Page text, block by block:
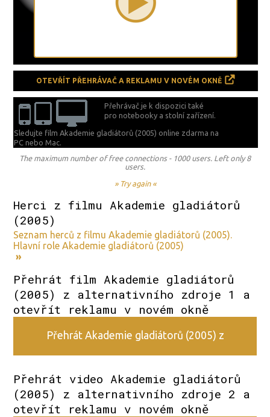
OTEVŘÍT PŘEHRÁVAČ A REKLAMU V NOVÉM OKNĚ
Přehrávač je k dispozici také
pro notebooky a stolní zařízení.
Sledujte film Akademie gladiátorů (2005) online zdarma na
PC nebo Mac.
The maximum number of free connections - 1000 users. Left only 8
users.
» Try again «
Herci z filmu Akademie gladiátorů
(2005)
Seznam herců z filmu Akademie gladiátorů (2005).
Hlavní role Akademie gladiátorů (2005)
»
Přehrát film Akademie gladiátorů
(2005) z alternativního zdroje 1 a
otevřít reklamu v novém okně
Přehrát Akademie gladiátorů (2005) z
Přehrát video Akademie gladiátorů
(2005) z alternativního zdroje 2 a
otevřít reklamu v novém okně